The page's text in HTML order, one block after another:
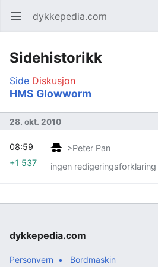
Åpne hovedmenyen dykkepedia.com
Sidehistorikk
Side Diskusjon
HMS Glowworm
28. okt. 2010
>Peter Pan
ingen redigeringsforklaring
08:59
+1 537
dykkepedia.com
Personvern Bordmaskin